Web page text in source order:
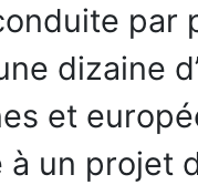
par
dizaine
et
à un projet